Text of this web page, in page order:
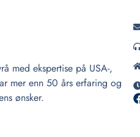
med ekspertise på USA-,
mer enn 50 års erfaring og
ønsker.